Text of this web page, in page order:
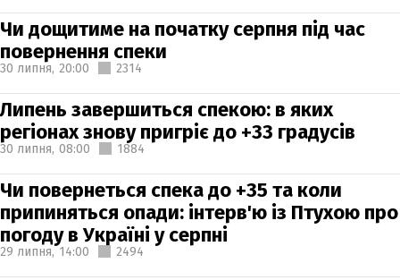
Чи дощитиме на початку серпня під час
повернення спеки
30 липня, 20:00 2314
Липень завершиться спекою: в яких
регіонах знову пригріє до +33 градусів
30 липня, 08:00 1884
Чи повернеться спека до +35 та коли
припиняться опади: інтерв'ю із Птухою про
погоду в Україні у серпні
29 липня, 14:00 2494